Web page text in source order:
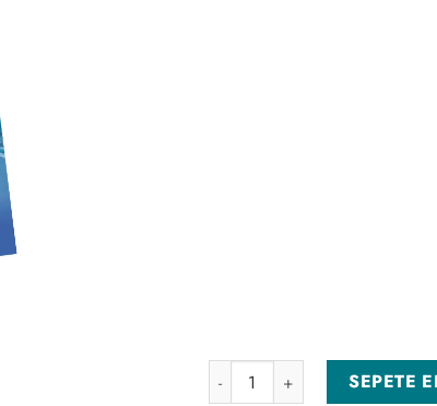
Masa Üzeri A5 Broşürlük (L
SEPETE